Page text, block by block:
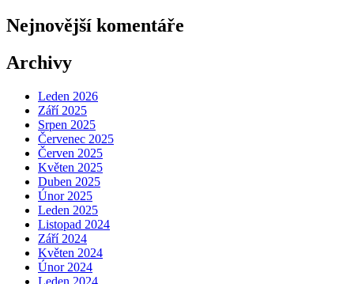
Nejnovější komentáře
Archivy
Leden 2026
Září 2025
Srpen 2025
Červenec 2025
Červen 2025
Květen 2025
Duben 2025
Únor 2025
Leden 2025
Listopad 2024
Září 2024
Květen 2024
Únor 2024